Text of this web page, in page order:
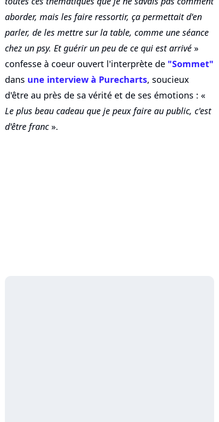
aborder, mais les faire ressortir, ça permettait d'en
parler, de les mettre sur la table, comme une séance
chez un psy. Et guérir un peu de ce qui est arrivé »
confesse à coeur ouvert l'interprète de "Sommet"
dans une interview à Purecharts, soucieux
d'être au près de sa vérité et de ses émotions : «
Le plus beau cadeau que je peux faire au public, c'est
d'être franc».